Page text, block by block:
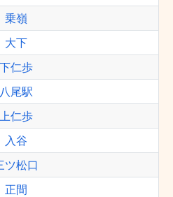
乗嶺
大下
下仁歩
八尾駅
上仁歩
入谷
ツ松口
正間